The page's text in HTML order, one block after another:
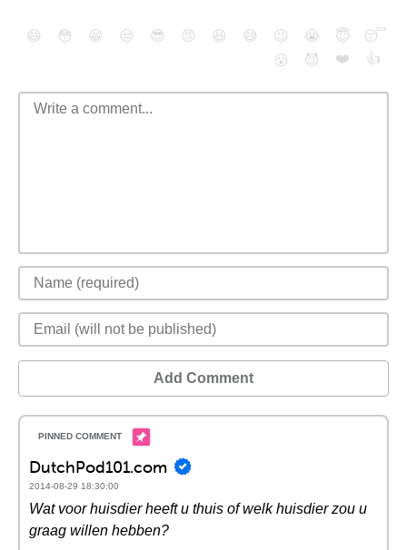
😄 😳 😁 😒 😎 😠 😆 😅 😉 😭 😇
😴
😮
😈 ❤️ 👍
Add Comment
DutchPod101.com
2014-08-29 18:30:00
Wat voor huisdier heeft u thuis of welk huisdier zou u
graag willen hebben?